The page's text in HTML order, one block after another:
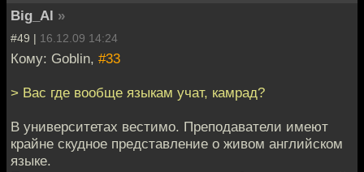
Big_Al »
#49 | 16.12.09 14:24
Кому: Goblin, #33
> Вас где вообще языкам учат, камрад?
В университетах вестимо. Преподаватели имеют
крайне скудное представление о живом английском
языке.